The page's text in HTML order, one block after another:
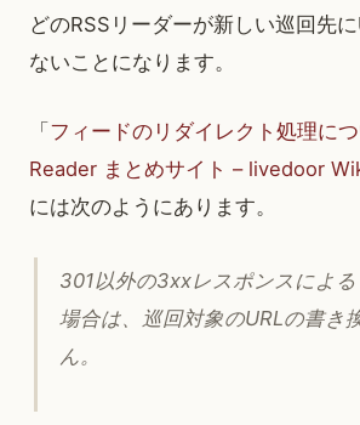
どのRSSリーダーが新しい巡回先
ないことになります。
「 フィードのリダイレクト処理に
Reader まとめサイト – livedoor
には次のようにあります。
301以外の3xxレスポンスによ
場合は、巡回対象のURLの書き
ん。